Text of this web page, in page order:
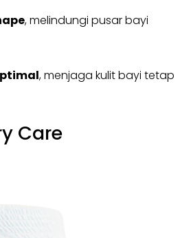
, melindungi pusar bayi
, menjaga kulit bayi tetap
Care